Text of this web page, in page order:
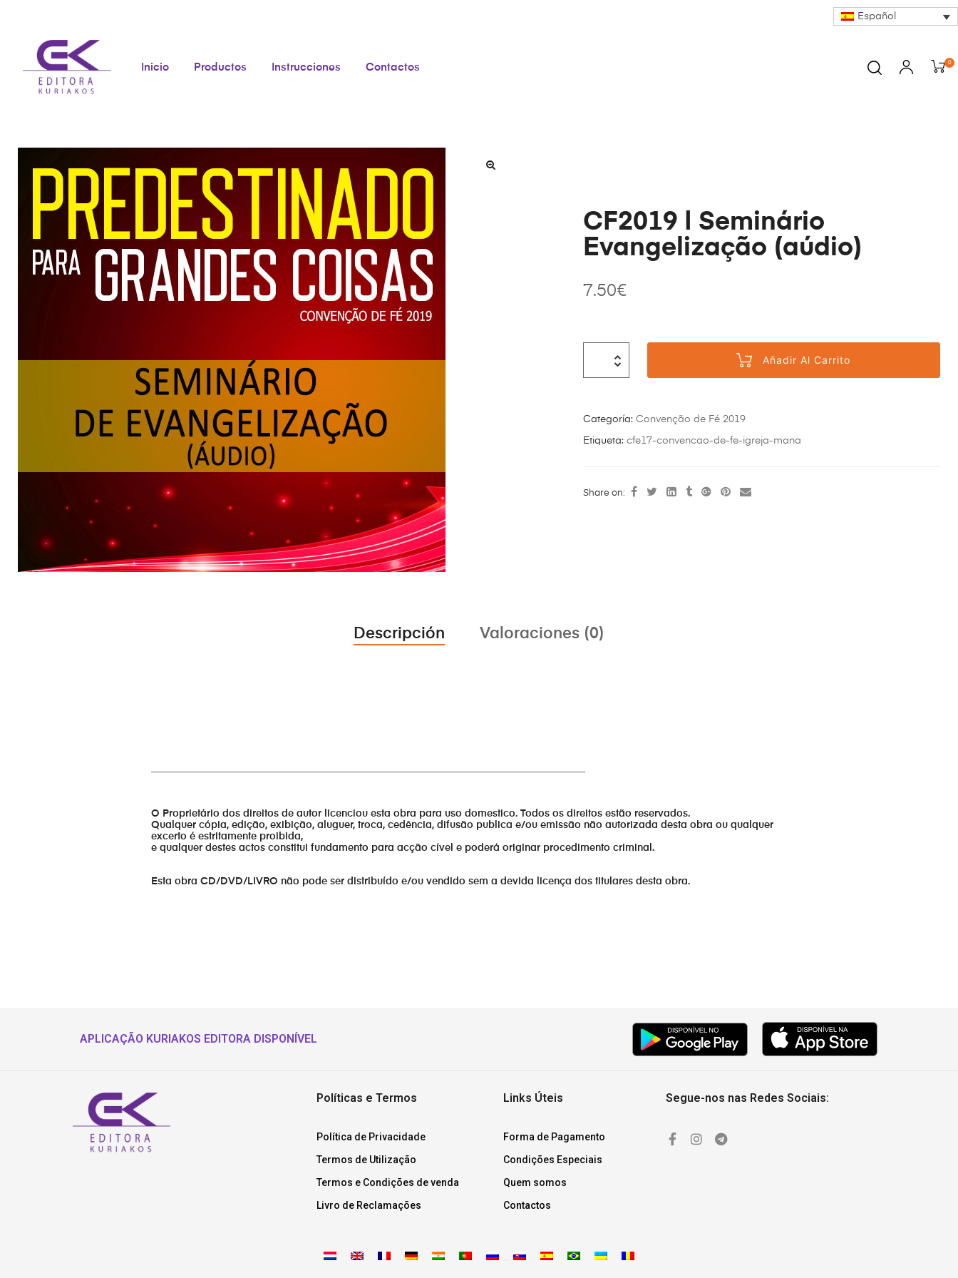
Español
Inicio Productos Instrucciones Contactos 0
CF2019 | Seminário
Evangelização (aúdio)
7.50€
Añadir Al Carrito
Categoría: Convenção de Fé 2019
Etiqueta: cfe17-convencao-de-fe-igreja-mana
Share on:
Descripción Valoraciones (0)
O Proprietário dos direitos de autor licenciou esta obra para uso domestico. Todos os direitos estão reservados.
Qualquer cópia, edição, exibição, aluguer, troca, cedência, difusão publica e/ou emissão não autorizada desta obra ou qualquer
excerto é estritamente proibida,
e qualquer destes actos constitui fundamento para acção cível e poderá originar procedimento criminal.
Esta obra CD/DVD/LIVRO não pode ser distribuído e/ou vendido sem a devida licença dos titulares desta obra.
APLICAÇÃO KURIAKOS EDITORA DISPONÍVEL
Políticas e Termos
Política de Privacidade
Termos de Utilização
Termos e Condições de venda
Livro de Reclamações
Links Úteis
Forma de Pagamento
Condições Especiais
Quem somos
Contactos
Segue-nos nas Redes Sociais: